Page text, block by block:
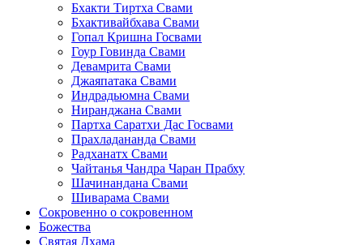
Бхакти Тиртха Свами
Бхактивайбхава Свами
Гопал Кришна Госвами
Гоур Говинда Свами
Девамрита Свами
Джаяпатака Свами
Индрадьюмна Свами
Ниранджана Свами
Партха Саратхи Дас Госвами
Прахладананда Свами
Радханатх Свами
Чайтанья Чандра Чаран Прабху
Шачинандана Свами
Шиварама Свами
Сокровенно о сокровенном
Божества
Святая Дхама